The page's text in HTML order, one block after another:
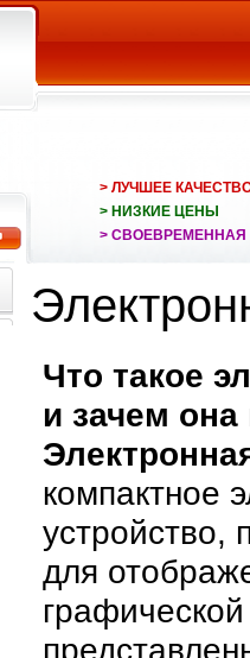
> ЛУЧШЕЕ
> НИЗКИЕ ЦЕНЫ
> СВОЕВРЕМЕННАЯ
Что такое
и зачем
компактное
устройство,
для